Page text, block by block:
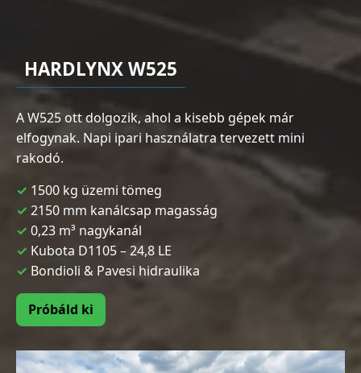
HARDLYNX W525
A W525 ott dolgozik, ahol a kisebb gépek már
elfogynak. Napi ipari használatra tervezett mini
rakodó.
1500 kg üzemi tömeg
2150 mm kanálcsap magasság
0,23 m³ nagykanál
Kubota D1105 – 24,8 LE
Bondioli & Pavesi hidraulika
Próbáld ki